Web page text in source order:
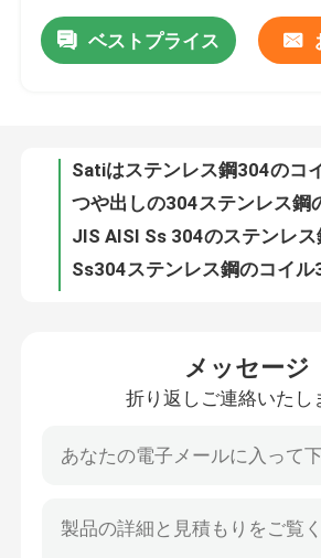
私達について
品質管理
接触米国
引用を要求しなさい
ベストプライス
メッセージ
折り返しご連絡いたし